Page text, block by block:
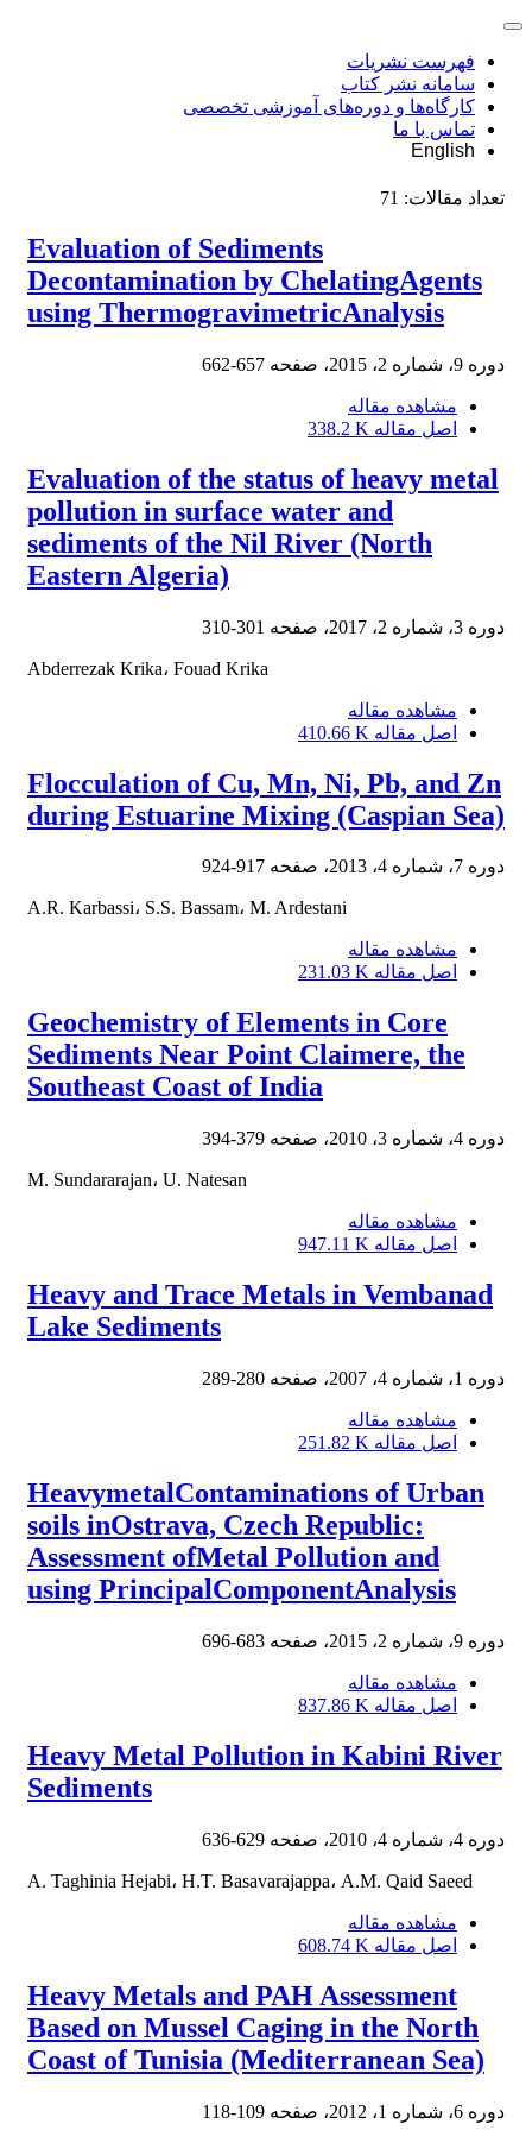
فهرست نشریات
سامانه نشر کتاب
کارگاه‌ها و دوره‌های آموزشی تخصصی
تماس با ما
English
تعداد مقالات: 71
Evaluation of Sediments
Decontamination by ChelatingAgents
using ThermogravimetricAnalysis
دوره 9، شماره 2، 2015، صفحه 657-662
مشاهده مقاله
اصل مقاله 338.2 K
Evaluation of the status of heavy metal
pollution in surface water and
sediments of the Nil River (North
Eastern Algeria)
دوره 3، شماره 2، 2017، صفحه 301-310
Abderrezak Krika، Fouad Krika
مشاهده مقاله
اصل مقاله 410.66 K
Flocculation of Cu, Mn, Ni, Pb, and Zn
during Estuarine Mixing (Caspian Sea)
دوره 7، شماره 4، 2013، صفحه 917-924
A.R. Karbassi، S.S. Bassam، M. Ardestani
مشاهده مقاله
اصل مقاله 231.03 K
Geochemistry of Elements in Core
Sediments Near Point Claimere, the
Southeast Coast of India
دوره 4، شماره 3، 2010، صفحه 379-394
M. Sundararajan، U. Natesan
مشاهده مقاله
اصل مقاله 947.11 K
Heavy and Trace Metals in Vembanad
Lake Sediments
دوره 1، شماره 4، 2007، صفحه 280-289
مشاهده مقاله
اصل مقاله 251.82 K
HeavymetalContaminations of Urban
soils inOstrava, Czech Republic:
Assessment ofMetal Pollution and
using PrincipalComponentAnalysis
دوره 9، شماره 2، 2015، صفحه 683-696
مشاهده مقاله
اصل مقاله 837.86 K
Heavy Metal Pollution in Kabini River
Sediments
دوره 4، شماره 4، 2010، صفحه 629-636
A. Taghinia Hejabi، H.T. Basavarajappa، A.M. Qaid Saeed
مشاهده مقاله
اصل مقاله 608.74 K
Heavy Metals and PAH Assessment
Based on Mussel Caging in the North
Coast of Tunisia (Mediterranean Sea)
دوره 6، شماره 1، 2012، صفحه 109-118